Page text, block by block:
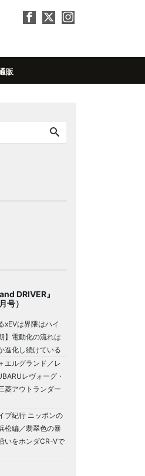
販
DRIVER』
号）
xEVは界隈はハイ
】電動化の流れは
進化し続けている
エルグランド／レ
レヴォーグ・
菱アウトランダー
ブ紀行 ニッポンの
松編／翡翠色の暴
いをホンダCR-Vで